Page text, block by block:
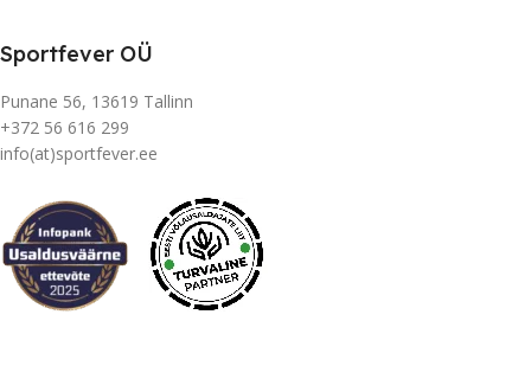
Sportfever OÜ
Punane 56, 13619 Tallinn
+372 56 616 299
info(at)sportfever.ee